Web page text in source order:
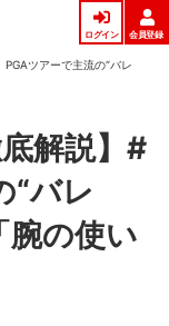
ログイン 会員登録
ツアーで主流の“バレ
解説】#
バレ
腕の使い